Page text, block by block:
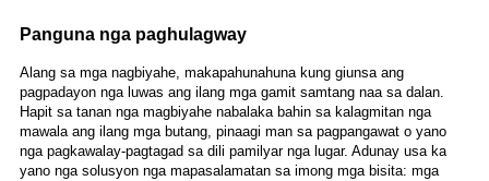
Panguna nga paghulagway
Alang sa mga nagbiyahe, makapahunahuna kung giunsa ang
pagpadayon nga luwas ang ilang mga gamit samtang naa sa dalan.
Hapit sa tanan nga magbiyahe nabalaka bahin sa kalagmitan nga
mawala ang ilang mga butang, pinaagi man sa pagpangawat o yano
nga pagkawalay-pagtagad sa dili pamilyar nga lugar. Adunay usa ka
yano nga solusyon nga mapasalamatan sa imong mga bisita: mga